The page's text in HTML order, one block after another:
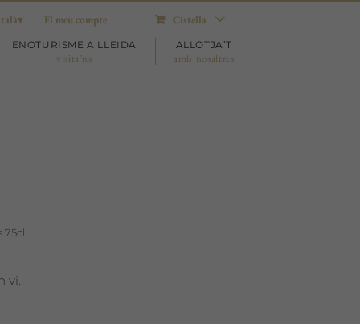
El meu compte Cistella
ENOTURISME A LLEIDA
visita’ns
ALLOTJA’T
amb nosaltres
75cl
vi.